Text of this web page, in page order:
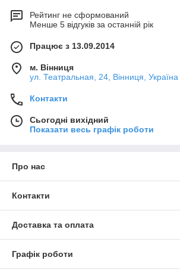
Рейтинг не сформований
Менше 5 відгуків за останній рік
Працює з 13.09.2014
м. Вінниця
ул. Театральная, 24, Вінниця, Україна
Контакти
Сьогодні вихідний
Показати весь графік роботи
Про нас
Контакти
Доставка та оплата
Графік роботи